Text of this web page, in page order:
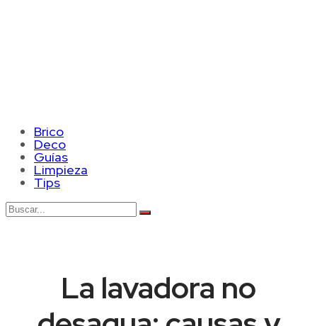
Brico
Deco
Guías
Limpieza
Tips
La lavadora no